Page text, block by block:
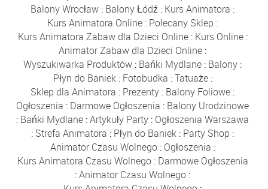
Balony Wrocław : Balony Łódź : Kurs Animatora :
Kurs Animatora Online : Polecany Sklep :
Kurs Animatora Zabaw dla Dzieci Online: Kurs Online:
Animator Zabaw dla Dzieci Online :
Wyszukiwarka Produktów : Bańki Mydlane : Balony :
Płyn do Baniek: Fotobudka :Tatuaże:
Sklep dla Animatora : Prezenty : Balony Foliowe :
Ogłoszenia : Darmowe Ogłoszenia : Balony Urodzinowe
: Bańki Mydlane :Artykuły Party : Ogłoszenia Warszawa
: Strefa Animatora : Płyn do Baniek : Party Shop :
Animator Czasu Wolnego: Ogłoszenia :
Kurs Animatora Czasu Wolnego: Darmowe Ogłoszenia
:Animator Czasu Wolnego :